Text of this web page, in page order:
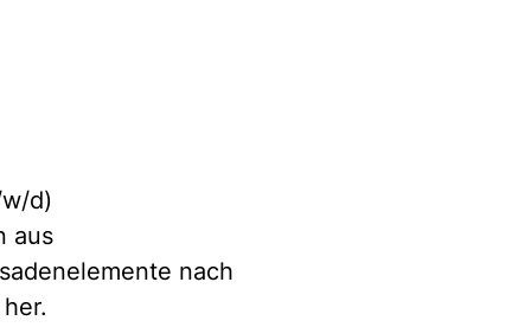
d)
aus
nach